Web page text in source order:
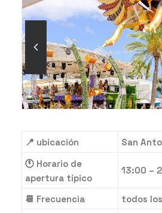
📍 ubicación
San
🕚 Horario de
apertura típico
13:00 –
📆 Frecuencia
todos